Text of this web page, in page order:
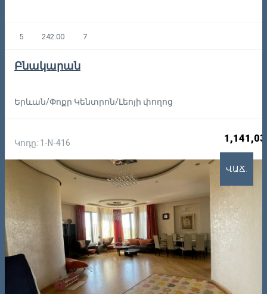
5 242.00 7
Բնակարան
Երևան/Փոքր Կենտրոն/Լեոյի փողոց
Կոդը: 1-N-416
ՎԱՃ.